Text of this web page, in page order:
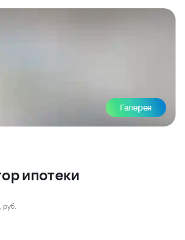
Галерея
ипотеки
руб.